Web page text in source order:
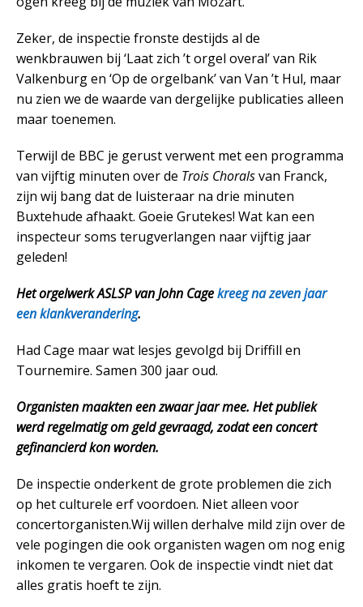
Zeker, de inspectie fronste destijds al de
wenkbrauwen bij ‘Laat zich ’t orgel overal’ van Rik
Valkenburg en ‘Op de orgelbank’ van Van ’t Hul, maar
nu zien we de waarde van dergelijke publicaties alleen
maar toenemen.
Terwijl de BBC je gerust verwent met een programma
van vijftig minuten over de Trois Choralsvan Franck,
zijn wij bang dat de luisteraar na drie minuten
Buxtehude afhaakt. Goeie Grutekes! Wat kan een
inspecteur soms terugverlangen naar vijftig jaar
geleden!
Het orgelwerk ASLSP van John Cagekreeg na zeven jaar
een klankverandering.
Had Cage maar wat lesjes gevolgd bij Driffill en
Tournemire. Samen 300 jaar oud.
Organisten maakten een zwaar jaar mee. Het publiek
werd regelmatig om geld gevraagd, zodat een concert
gefinancierd kon worden.
De inspectie onderkent de grote problemen die zich
op het culturele erf voordoen. Niet alleen voor
concertorganisten.Wij willen derhalve mild zijn over de
vele pogingen die ook organisten wagen om nog enig
inkomen te vergaren. Ook de inspectie vindt niet dat
alles gratis hoeft te zijn.